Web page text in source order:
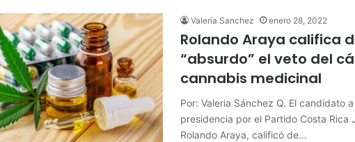
Valeria Sanchez enero 28, 2022
Rolando Araya califica
“absurdo” el veto del
cannabis medicinal
Por: Valeria Sánchez Q. El candidato a
presidencia por el Partido Costa Rica
Rolando Araya, calificó de…